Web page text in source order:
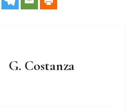
G. Costanza